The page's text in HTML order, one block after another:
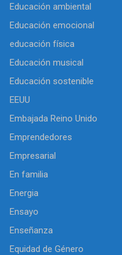
Educación ambiental
Educación emocional
educación física
Educación musical
Educación sostenible
EEUU
Embajada Reino Unido
Emprendedores
Empresarial
En familia
Energia
Ensayo
Enseñanza
Equidad de Género